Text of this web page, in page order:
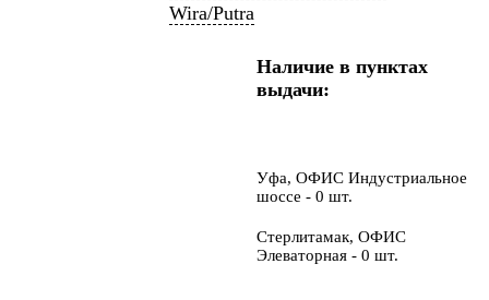
Wira/Putra
Наличие в пунктах
выдачи:
Уфа, ОФИС Индустриальное
шоссе - 0 шт.
Стерлитамак, ОФИС
Элеваторная - 0 шт.